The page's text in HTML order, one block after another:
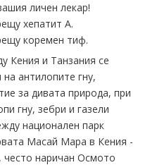
личен лекар!
хепатит А.
коремен тиф.
Кения и Танзания се
антилопите гну,
за дивата природа, при
гну, зебри и газели
национален парк
Масай Мара в Кения -
наричан Осмото